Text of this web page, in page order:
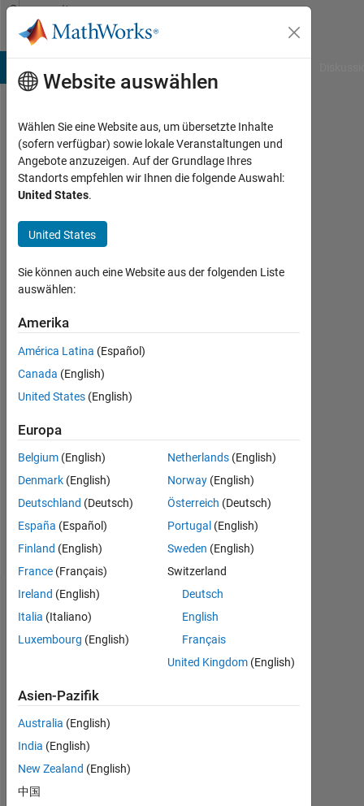
Weiter zum Inhalt
Community
Profile
Khalid
Ibne
Masood
Last
seen:
4
Jahre
|
Aktiv
0
Following:
0
Follow
Dashboard
Statistik
BEITRÄGE
-2
-1 3
4
Website auswählen
Wählen Sie eine Website aus, um übersetzte Inhalte
(sofern verfügbar) sowie lokale Veranstaltungen und
Angebote anzuzeigen. Auf der Grundlage Ihres
Standorts empfehlen wir Ihnen die folgende Auswahl:
United States.
United States
Sie können auch eine Website aus der folgenden Liste
auswählen:
Amerika
América Latina (Español)
Canada (English)
United States (English)
Europa
Belgium (English)
Denmark (English)
Deutschland (Deutsch)
España (Español)
Finland (English)
France (Français)
Ireland (English)
Italia (Italiano)
Luxembourg (English)
Netherlands (English)
Norway (English)
Österreich (Deutsch)
Portugal (English)
Sweden (English)
Switzerland
Deutsch
English
Français
United Kingdom (English)
Asien-Pazifik
Australia (English)
India (English)
New Zealand (English)
中国